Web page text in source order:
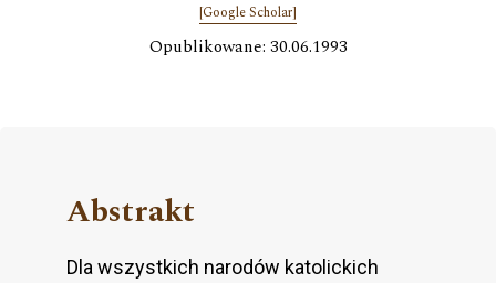
[Google Scholar]
Opublikowane: 30.06.1993
Abstrakt
Dla wszystkich narodów katolickich